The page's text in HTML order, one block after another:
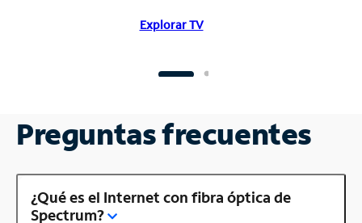
Explorar TV
Preguntas frecuentes
¿Qué es el Internet con fibra óptica de
Spectrum?